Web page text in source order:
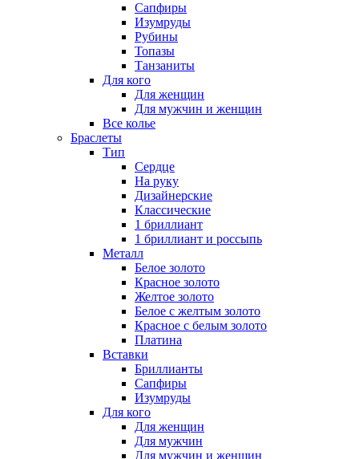
Сапфиры
Изумруды
Рубины
Топазы
Танзаниты
Для кого
Для женщин
Для мужчин и женщин
Все колье
Браслеты
Тип
Сердце
На руку
Дизайнерские
Классические
1 бриллиант
1 бриллиант и россыпь
Металл
Белое золото
Красное золото
Желтое золото
Белое с желтым золото
Красное с белым золото
Платина
Вставки
Бриллианты
Сапфиры
Изумруды
Для кого
Для женщин
Для мужчин
Для мужчин и женщин